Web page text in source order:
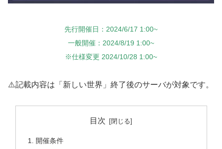
先行開催日：2024/6/17 1:00~
一般開催：2024/8/19 1:00~
※仕様変更 2024/10/28 1:00~
⚠️記載内容は「新しい世界」終了後のサーバが対象です。
目次
開催条件